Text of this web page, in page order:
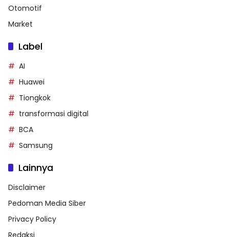
Otomotif
Market
Label
AI
Huawei
Tiongkok
transformasi digital
BCA
Samsung
Lainnya
Disclaimer
Pedoman Media Siber
Privacy Policy